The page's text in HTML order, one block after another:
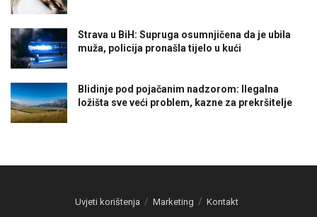
Strava u BiH: Supruga osumnjičena da je ubila
muža, policija pronašla tijelo u kući
Blidinje pod pojačanim nadzorom: Ilegalna
ložišta sve veći problem, kazne za prekršitelje
Uvjeti korištenja Marketing Kontakt